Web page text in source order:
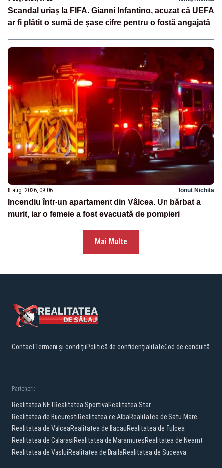
Scandal uriaș la FIFA. Gianni Infantino, acuzat că UEFA
ar fi plătit o sumă de șase cifre pentru o fostă angajată
8 aug. 2026, 09:06 Ionuț Nichita
Incendiu într-un apartament din Vâlcea. Un bărbat a
murit, iar o femeie a fost evacuată de pompieri
Mai Multe
ContactTermeni și condițiiPolitică de confidențialitateCod de conduită
Parteneri:
Realitatea.NETRealitatea SportivaRealitatea Star
Realitatea de BucurestiRealitatea de AlbaRealitatea de Satu Mare
Realitatea de ValceaRealitatea de BacauRealitatea de Tulcea
Realitatea de CalarasiRealitatea de MaramuresRealitatea de Neamt
Realitatea de VasluiRealitatea de BrailaRealitatea de Suceava